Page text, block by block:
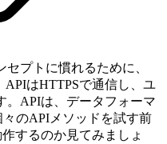
プトに慣れるために、
はHTTPSで通信し、ユ
。APIは、データフォーマ
のAPIメソッドを試す前
するのか見てみましょ